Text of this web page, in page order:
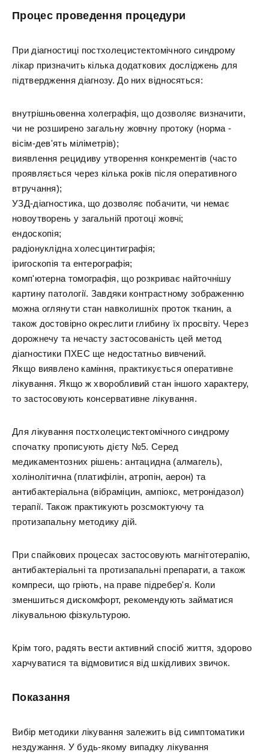
Процес проведення процедури
При діагностиці постхолецистектомічного синдрому
лікар призначить кілька додаткових досліджень для
підтвердження діагнозу. До них відносяться:
внутрішньовенна холеграфія, що дозволяє визначити,
чи не розширено загальну жовчну протоку (норма -
вісім-дев'ять міліметрів);
виявлення рецидиву утворення конкрементів (часто
проявляється через кілька років після оперативного
втручання);
УЗД-діагностика, що дозволяє побачити, чи немає
новоутворень у загальній протоці жовчі;
ендоскопія;
радіонуклідна холесцинтиграфія;
іригоскопія та ентерографія;
комп'ютерна томографія, що розкриває найточнішу
картину патології. Завдяки контрастному зображенню
можна оглянути стан навколишніх проток тканин, а
також достовірно окреслити глибину їх просвіту. Через
дорожнечу та нечасту застосованість цей метод
діагностики ПХЕС ще недостатньо вивчений.
Якщо виявлено каміння, практикується оперативне
лікування. Якщо ж хворобливий стан іншого характеру,
то застосовують консервативне лікування.
Для лікування постхолецистектомічного синдрому
спочатку прописують дієту №5. Серед
медикаментозних рішень: антацидна (алмагель),
холінолітична (платифілін, атропін, аерон) та
антибактеріальна (вібраміцин, ампіокс, метронідазол)
терапії. Також практикують розсмоктуючу та
протизапальну методику дій.
При спайкових процесах застосовують магнітотерапію,
антибактеріальні та протизапальні препарати, а також
компреси, що гріють, на праве підребер'я. Коли
зменшиться дискомфорт, рекомендують займатися
лікувальною фізкультурою.
Крім того, радять вести активний спосіб життя, здорово
харчуватися та відмовитися від шкідливих звичок.
Показання
Вибір методики лікування залежить від симптоматики
нездужання. У будь-якому випадку лікування